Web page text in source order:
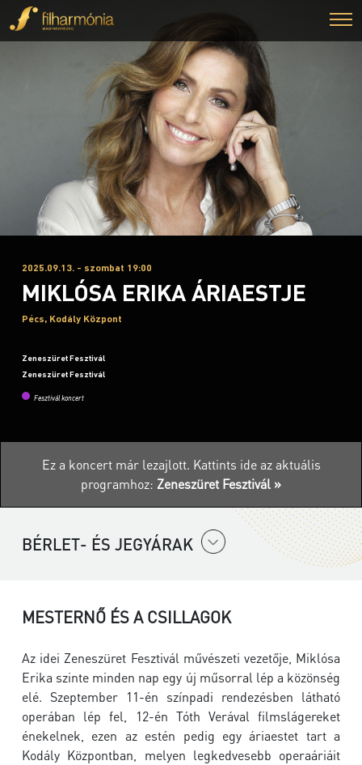
2025.09.13. - szombat 19:00
MIKLÓSA ERIKA ÁRIAESTJE
Pécs, Kodály Központ
Zeneszüret Fesztivál
Zeneszüret Fesztivál
Fesztivál koncert
Ez a koncert már lezajlott. Kattints ide az aktuális
programhoz: Zeneszüret Fesztivál »
BÉRLET- ÉS JEGYÁRAK
MESTERNŐ ÉS A CSILLAGOK
Az idei Zeneszüret Fesztivál művészeti vezetője, Miklósa
Erika szinte minden nap egy új műsorral lép a közönség
elé. Szeptember 11-én színpadi rendezésben látható
operában lép fel, 12-én Tóth Verával filmslágereket
énekelnek, ezen az estén pedig egy áriaestet tart a
Kodály Központban, melyen legkedvesebb operaáriáit